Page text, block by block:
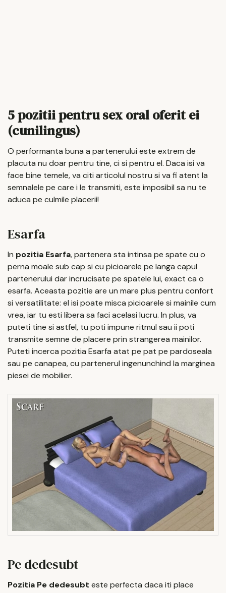
5 pozitii pentru sex oral oferit ei
(cunilingus)
O performanta buna a partenerului este extrem de
placuta nu doar pentru tine, ci si pentru el. Daca isi va
face bine temele, va citi articolul nostru si va fi atent la
semnalele pe care i le transmiti, este imposibil sa nu te
aduca pe culmile placerii!
Esarfa
In pozitia Esarfa, partenera sta intinsa pe spate cu o
perna moale sub cap si cu picioarele pe langa capul
partenerului dar incrucisate pe spatele lui, exact ca o
esarfa. Aceasta pozitie are un mare plus pentru confort
si versatilitate: el isi poate misca picioarele si mainile cum
vrea, iar tu esti libera sa faci acelasi lucru. In plus, va
puteti tine si astfel, tu poti impune ritmul sau ii poti
transmite semne de placere prin strangerea mainilor.
Puteti incerca pozitia Esarfa atat pe pat pe pardoseala
sau pe canapea, cu partenerul ingenunchind la marginea
piesei de mobilier.
Pe dedesubt
Pozitia Pe dedesubt este perfecta daca iti place